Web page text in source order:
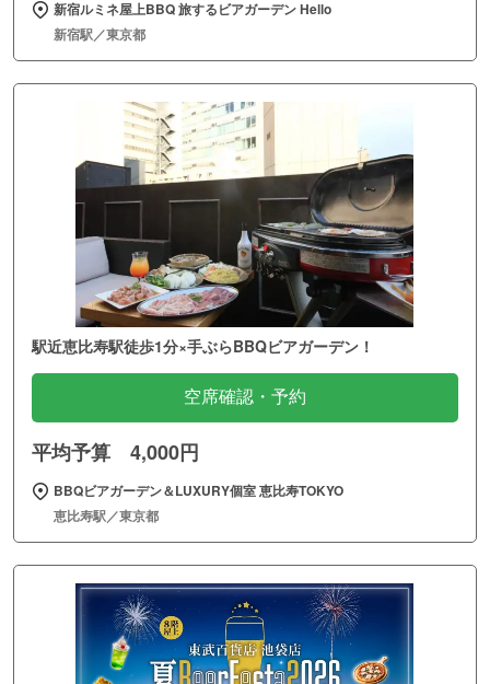
新宿ルミネ屋上BBQ 旅するビアガーデン Hello
新宿駅／東京都
駅近恵比寿駅徒歩1分×手ぶらBBQビアガーデン！
空席確認・予約
平均予算 4,000円
BBQビアガーデン＆LUXURY個室 恵比寿TOKYO
恵比寿駅／東京都